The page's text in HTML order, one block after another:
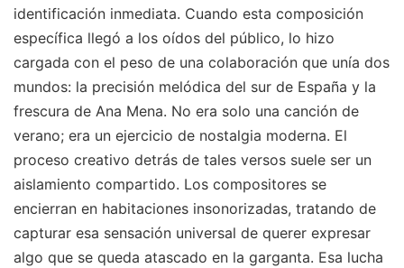
identificación inmediata. Cuando esta composición
específica llegó a los oídos del público, lo hizo
cargada con el peso de una colaboración que unía dos
mundos: la precisión melódica del sur de España y la
frescura de Ana Mena. No era solo una canción de
verano; era un ejercicio de nostalgia moderna. El
proceso creativo detrás de tales versos suele ser un
aislamiento compartido. Los compositores se
encierran en habitaciones insonorizadas, tratando de
capturar esa sensación universal de querer expresar
algo que se queda atascado en la garganta. Esa lucha